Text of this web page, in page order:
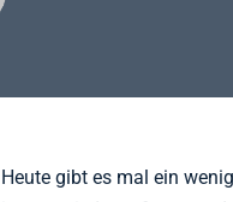
Heute gibt es mal ein